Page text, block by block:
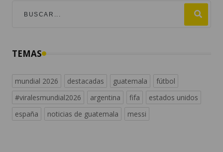
mundial 2026
españa
noticias de guatemala messi